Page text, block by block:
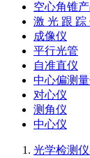
空心角锥
激 光 跟 踪
成像仪
平行光管
自准直仪
中心偏测
对心仪
测角仪
中心仪
光学检测